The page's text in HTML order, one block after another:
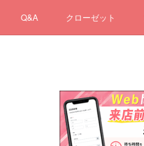
Q&A クローゼット